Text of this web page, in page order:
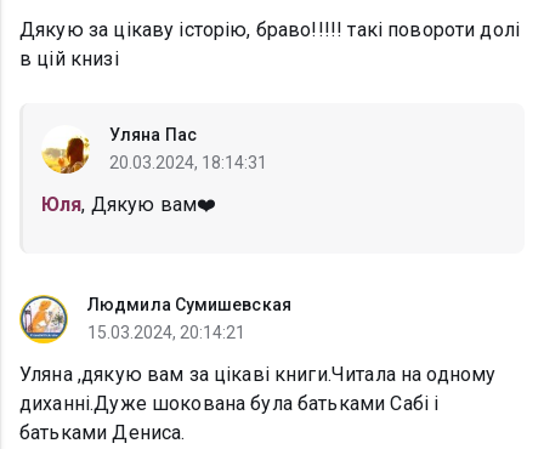
Дякую за цікаву історію, браво!!!!! такі повороти долі
в цій книзі
Уляна Пас
20.03.2024, 18:14:31
Юля, Дякую вам❤️
Людмила Сумишевская
15.03.2024, 20:14:21
Уляна ,дякую вам за цікаві книги.Читала на одному
диханні.Дуже шокована була батьками Сабі і
батьками Дениса.